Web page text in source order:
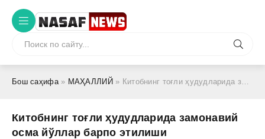
Бош саҳифа» МАҲАЛЛИЙ » Китобнинг тоғли ҳудудларида замонавий осма йўллар барпо этилиши режалаштирилмоқда
Китобнинг тоғли ҳудудларида замонавий
осма йўллар барпо этилиши